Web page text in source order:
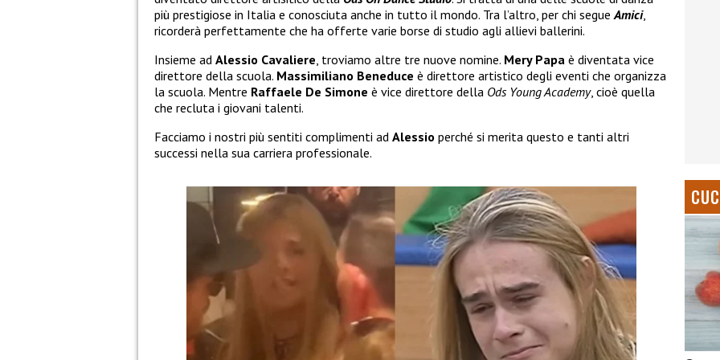
più prestigiose in Italia e conosciuta anche in tutto il mondo. Tra l’altro, per chi segueAmici,
ricorderà perfettamente che ha offerte varie borse di studio agli allievi ballerini.
Insieme ad Alessio Cavaliere, troviamo altre tre nuove nomine. Mery Papa è diventata vice
direttore della scuola. Massimiliano Beneduce è direttore artistico degli eventi che organizza
la scuola. Mentre Raffaele De Simone è vice direttore della Ods Young Academy, cioè quella
che recluta i giovani talenti.
Facciamo i nostri più sentiti complimenti ad Alessio perché si merita questo e tanti altri
successi nella sua carriera professionale.